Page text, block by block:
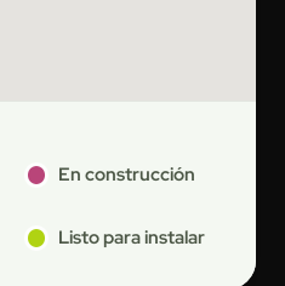
En construcción
Listo para instalar